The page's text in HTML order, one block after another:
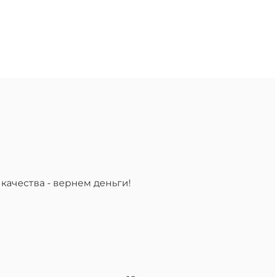
- вернем деньги!